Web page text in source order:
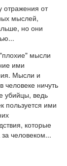
отражения от
мыслей,
но они
мысли
ими
Мысли и
человеке ничуть
убийцы, ведь
пользуется ими
которые
человеком...